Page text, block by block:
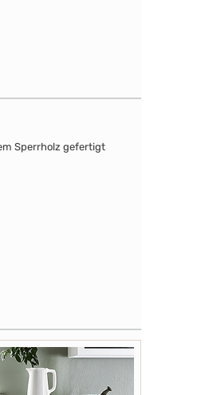
Sperrholz gefertigt